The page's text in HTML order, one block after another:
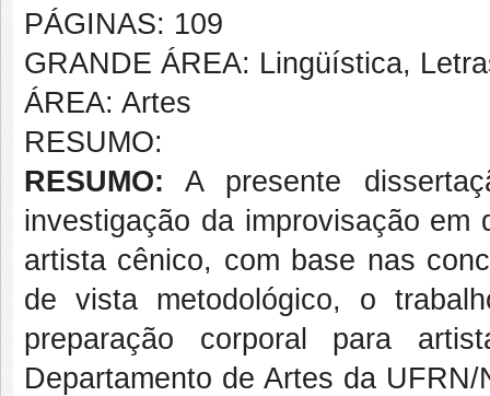
PÁGINAS: 109
GRANDE ÁREA: Lingüística,
ÁREA: Artes
RESUMO:
RESUMO: A presente
investigação da improvisação
artista cênico, com base nas
de vista metodológico, o
preparação corporal para
Departamento de Artes da